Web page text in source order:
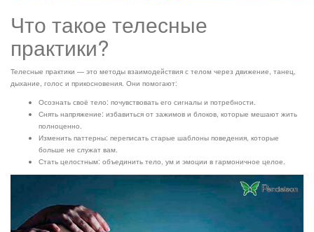
Что такое телесные
практики?
Телесные практики — это методы взаимодействия с телом через движение, танец,
дыхание, голос и прикосновения. Они помогают:
Осознать своё тело: почувствовать его сигналы и потребности.
Снять напряжение: избавиться от зажимов и блоков, которые мешают жить
полноценно.
Изменить паттерны: переписать старые шаблоны поведения, которые
больше не служат вам.
Стать целостным: объединить тело, ум и эмоции в гармоничное целое.